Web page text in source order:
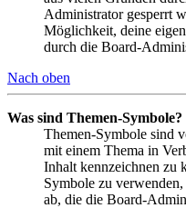
Administrator gesperrt
Möglichkeit, deine
durch die Board-
Nach oben
Was sind Themen-Symbole?
Themen-Symbole sind
mit einem Thema in
Inhalt kennzeichnen zu
Symbole zu
ab, die die Board-